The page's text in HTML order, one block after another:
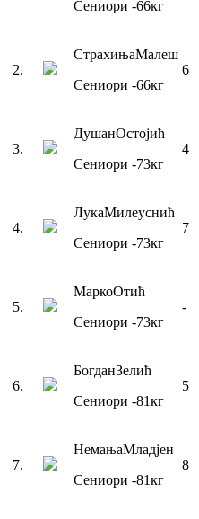
Сениори -66кг
2.
СтрахињаМалеш
Сениори -66кг
6
3.
ДушанОстојић
Сениори -73кг
4
4.
ЛукаМилеуснић
Сениори -73кг
7
5.
МаркоОтић
Сениори -73кг
-
6.
БогданЗелић
Сениори -81кг
5
7.
НемањаМладјен
Сениори -81кг
8